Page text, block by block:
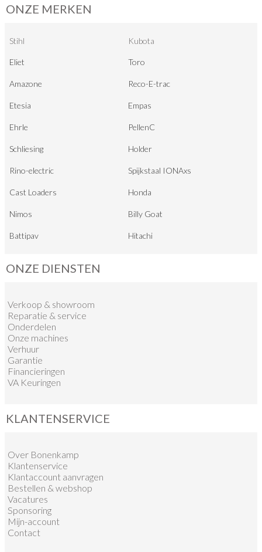
ONZE MERKEN
Stihl Kubota
Eliet Toro
Amazone Reco-E-trac
Etesia Empas
Ehrle PellenC
Schliesing Holder
Rino-electric Spijkstaal IONAxs
Cast Loaders Honda
Nimos Billy Goat
Battipav Hitachi
ONZE DIENSTEN
Verkoop & showroom
Reparatie & service
Onderdelen
Onze machines
Verhuur
Garantie
Financieringen
VA Keuringen
KLANTENSERVICE
Over Bonenkamp
Klantenservice
Klantaccount aanvragen
Bestellen & webshop
Vacatures
Sponsoring
Mijn-account
Contact